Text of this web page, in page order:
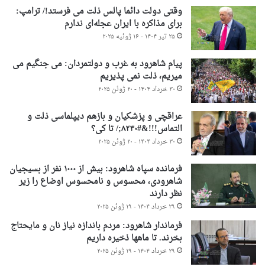
وقتی دولت دائما پالس ذلت می فرستد!/ ترامپ:
برای مذاکره با ایران عجله‌ای ندارم
۲۵ تیر ۱۴۰۴ - ۱۶ ژوئیه ۲۰۲۵
پیام شاهرود به غرب و دولتمردان: می جنگیم می
میریم، ذلت نمی پذیریم
۳۰ خرداد ۱۴۰۴ - ۲۰ ژوئن ۲۰۲۵
عراقچی و پزشکیان و بازهم دیپلماسی ذلت و
التماس!!!&#۸۲۳۰;/ تا کی؟
۳۰ خرداد ۱۴۰۴ - ۲۰ ژوئن ۲۰۲۵
فرمانده سپاه شاهرود: بیش از ۱۰۰۰ نفر از بسیجیان
شاهرودی، محسوس و نامحسوس اوضاع را زیر
نظر دارند
۲۹ خرداد ۱۴۰۴ - ۱۹ ژوئن ۲۰۲۵
فرماندار شاهرود: مردم باندازه نیاز نان و مایحتاج
بخرند. تا ماهها ذخیره داریم
۲۹ خرداد ۱۴۰۴ - ۱۹ ژوئن ۲۰۲۵